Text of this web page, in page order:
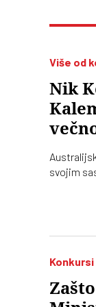
Više od
Nik
svojim
Konkursi